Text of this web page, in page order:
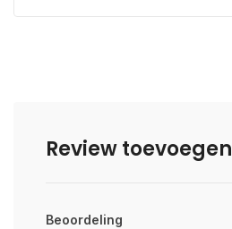
Review toevoegen
Beoordeling